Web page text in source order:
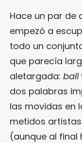
Hace un par de
empezó a
todo un
que parecía
aletargada: ball
dos palabras
las movidas en
metidos
(aunque al